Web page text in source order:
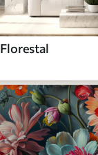
Florestal